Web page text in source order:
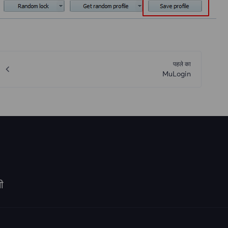
पहले का
MuLogin